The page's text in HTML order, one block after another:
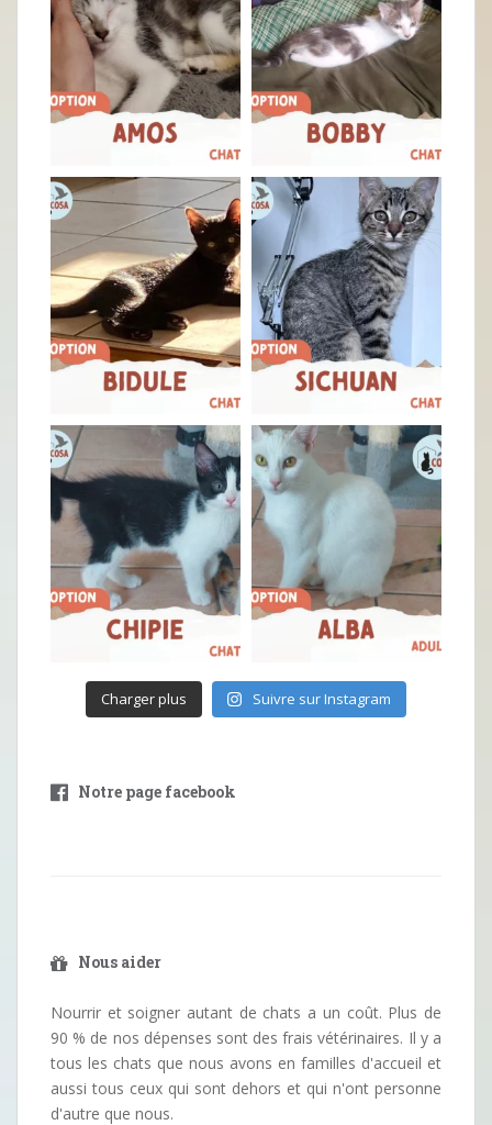
Charger plus Suivre sur Instagram
Notre page facebook
Nous aider
Nourrir et soigner autant de chats a un coût. Plus de
90 % de nos dépenses sont des frais vétérinaires. Il y a
tous les chats que nous avons en familles d'accueil et
aussi tous ceux qui sont dehors et qui n'ont personne
d'autre que nous.